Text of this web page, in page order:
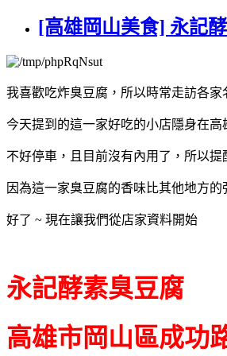
[高雄岡山美食] 永記
我喜歡吃炸臭豆腐，所以時常走訪各家
今天提到的這一家好吃的小店隱身在
不好停車，且目前沒有內用了，所以
因為這一家臭豆腐的香味比其他地方
好了 ~ 現在讓我們從店家資料開始
永記酵素臭豆腐
高雄市岡山區成功